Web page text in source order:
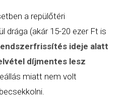
a repülőtéri
drága (akár 15-20 ezer Ft is
ideje alatt
díjmentes lesz
miatt nem volt